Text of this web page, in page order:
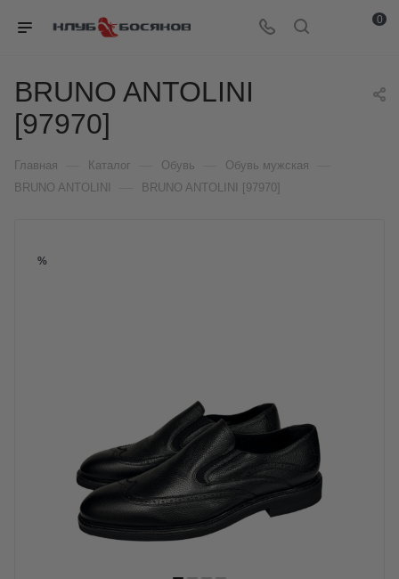
0
BRUNO ANTOLINI
[97970]
Главная Каталог Обувь Обувь мужская
BRUNO ANTOLINI BRUNO ANTOLINI [97970]
%